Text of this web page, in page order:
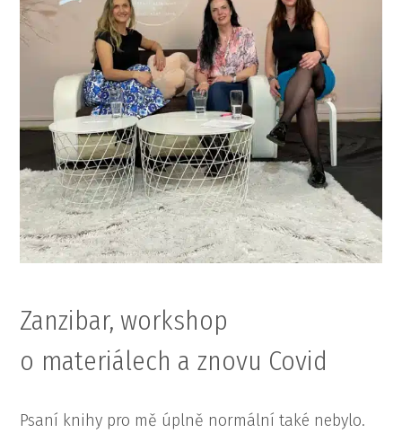
Zanzibar, workshop
o materiálech a znovu Covid
Psaní knihy pro mě úplně normální také nebylo.